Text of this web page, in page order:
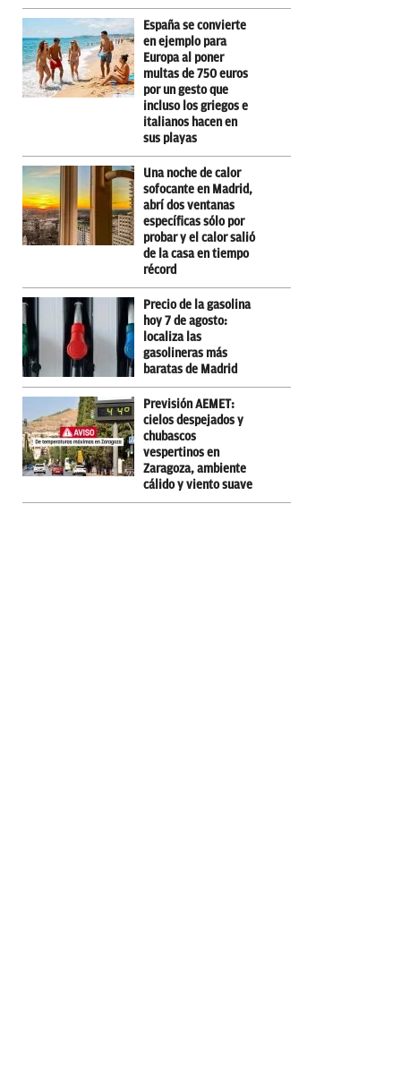
España se convierte
en ejemplo para
Europa al poner
multas de 750 euros
por un gesto que
incluso los griegos e
italianos hacen en
sus playas
Una noche de calor
sofocante en Madrid,
abrí dos ventanas
específicas sólo por
probar y el calor salió
de la casa en tiempo
récord
Precio de la gasolina
hoy 7 de agosto:
localiza las
gasolineras más
baratas de Madrid
Previsión AEMET:
cielos despejados y
chubascos
vespertinos en
Zaragoza, ambiente
cálido y viento suave